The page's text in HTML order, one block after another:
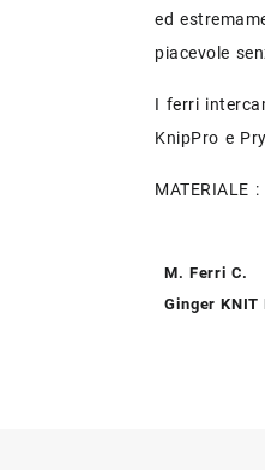
ed
piacevole
I ferri
KnipPro e
MATERIALE :
M. Ferri C.
Ginger KNIT